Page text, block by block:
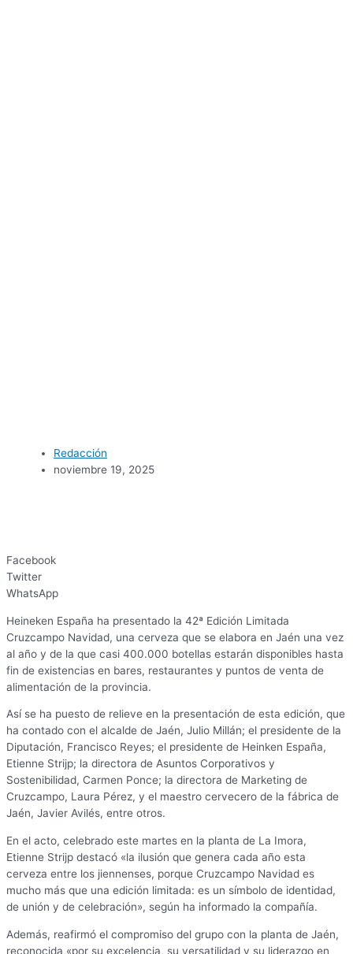
Redacción
noviembre 19, 2025
Facebook
Twitter
WhatsApp
Heineken España ha presentado la 42ª Edición Limitada
Cruzcampo Navidad, una cerveza que se elabora en Jaén una vez
al año y de la que casi 400.000 botellas estarán disponibles hasta
fin de existencias en bares, restaurantes y puntos de venta de
alimentación de la provincia.
Así se ha puesto de relieve en la presentación de esta edición, que
ha contado con el alcalde de Jaén, Julio Millán; el presidente de la
Diputación, Francisco Reyes; el presidente de Heinken España,
Etienne Strijp; la directora de Asuntos Corporativos y
Sostenibilidad, Carmen Ponce; la directora de Marketing de
Cruzcampo, Laura Pérez, y el maestro cervecero de la fábrica de
Jaén, Javier Avilés, entre otros.
En el acto, celebrado este martes en la planta de La Imora,
Etienne Strijp destacó «la ilusión que genera cada año esta
cerveza entre los jiennenses, porque Cruzcampo Navidad es
mucho más que una edición limitada: es un símbolo de identidad,
de unión y de celebración», según ha informado la compañía.
Además, reafirmó el compromiso del grupo con la planta de Jaén,
reconocida «por su excelencia, su versatilidad y su liderazgo en